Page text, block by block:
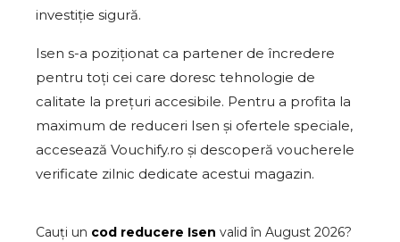
investiție sigură.
Isen s-a poziționat ca partener de încredere
pentru toți cei care doresc tehnologie de
calitate la prețuri accesibile. Pentru a profita la
maximum de reduceri Isen și ofertele speciale,
accesează Vouchify.ro și descoperă voucherele
verificate zilnic dedicate acestui magazin.
Cauți un cod reducere Isen valid în August 2026?